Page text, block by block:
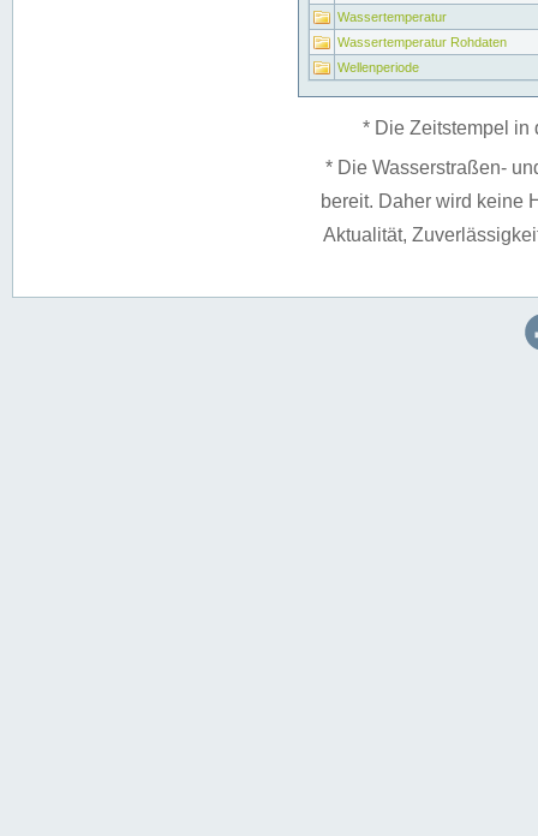
Wassertemperatur
Wassertemperatur Rohdaten
Wellenperiode
* Die Zeitstempel in
* Die Wasserstraßen-
bereit. Daher wird keine
Aktualität,